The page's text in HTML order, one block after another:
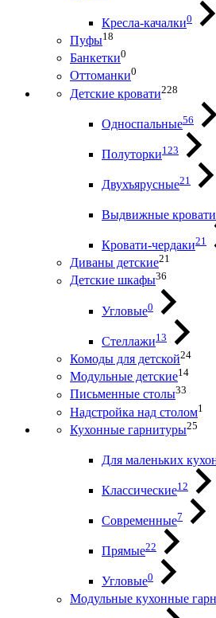
Кресла-качалки0
Пуфы18
Банкетки0
Оттоманки0
Детские кровати228
Односпальные56
Полуторки123
Двухъярусные21
Выдвижные
Кровати-чердаки21
Диваны детские21
Детские шкафы36
Угловые0
Стеллажи13
Комоды для детской24
Модульные детские14
Письменные столы33
Надстройка над столом1
Кухонные гарнитуры25
Для маленьких
Классические12
Современные7
Прямые22
Угловые0
Модульные кухонные